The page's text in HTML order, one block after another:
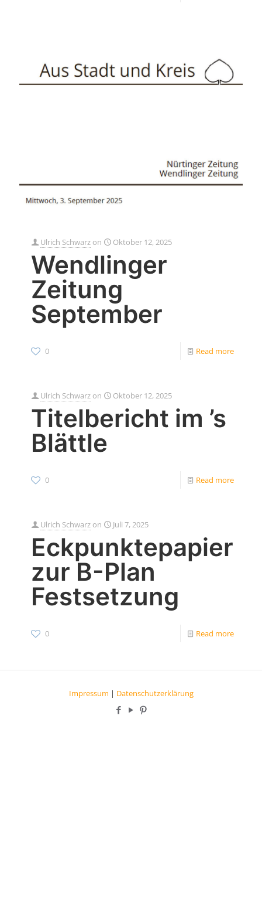
Ulrich Schwarz on Oktober 12, 2025
Wendlinger
Zeitung
September
0 Read more
Ulrich Schwarz on Oktober 12, 2025
Titelbericht im ’s
Blättle
0 Read more
Ulrich Schwarz on Juli 7, 2025
Eckpunktepapier
zur B-Plan
Festsetzung
0 Read more
Impressum | Datenschutzerklärung